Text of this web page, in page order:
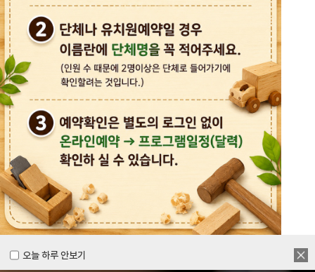
오늘 하루 안보기
오늘 하루 안보기
목공체험부터 숲체험 교육까지
다양한 경험을 할 수 있는
양주시
목재문화체험장&